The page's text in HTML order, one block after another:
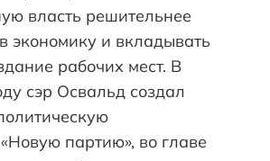
власть решительнее
экономику и вкладывать
рабочих мест. В
сэр Освальд создал
партию», во главе